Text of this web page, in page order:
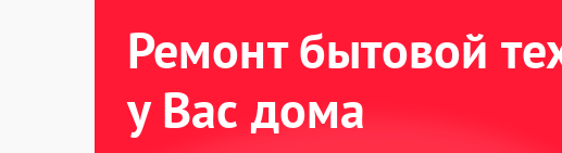
Ремонт бытовой
у Вас дома